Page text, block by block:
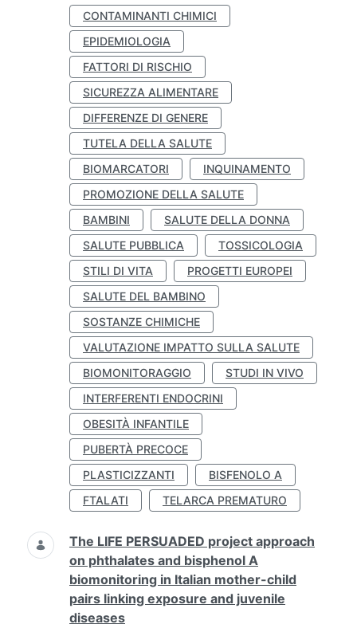
CONTAMINANTI CHIMICI
EPIDEMIOLOGIA
FATTORI DI RISCHIO
SICUREZZA ALIMENTARE
DIFFERENZE DI GENERE
TUTELA DELLA SALUTE
BIOMARCATORI
INQUINAMENTO
PROMOZIONE DELLA SALUTE
BAMBINI
SALUTE DELLA DONNA
SALUTE PUBBLICA
TOSSICOLOGIA
STILI DI VITA
PROGETTI EUROPEI
SALUTE DEL BAMBINO
SOSTANZE CHIMICHE
VALUTAZIONE IMPATTO SULLA SALUTE
BIOMONITORAGGIO
STUDI IN VIVO
INTERFERENTI ENDOCRINI
OBESITÀ INFANTILE
PUBERTÀ PRECOCE
PLASTICIZZANTI
BISFENOLO A
FTALATI
TELARCA PREMATURO
The LIFE PERSUADED project approach
on phthalates and bisphenol A
biomonitoring in Italian mother-child
pairs linking exposure and juvenile
diseases